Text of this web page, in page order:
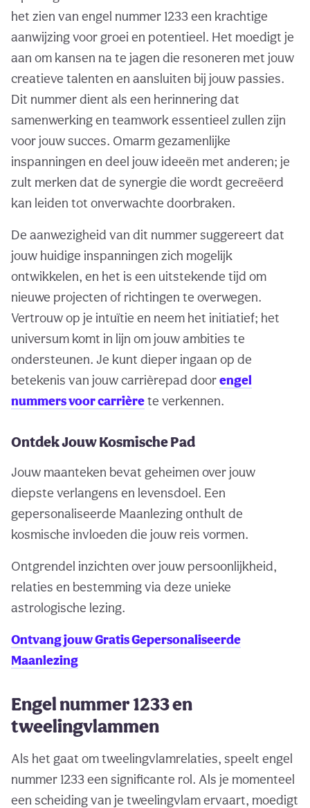
het zien van engel nummer 1233 een krachtige
aanwijzing voor groei en potentieel. Het moedigt je
aan om kansen na te jagen die resoneren met jouw
creatieve talenten en aansluiten bij jouw passies.
Dit nummer dient als een herinnering dat
samenwerking en teamwork essentieel zullen zijn
voor jouw succes. Omarm gezamenlijke
inspanningen en deel jouw ideeën met anderen; je
zult merken dat de synergie die wordt gecreëerd
kan leiden tot onverwachte doorbraken.
De aanwezigheid van dit nummer suggereert dat
jouw huidige inspanningen zich mogelijk
ontwikkelen, en het is een uitstekende tijd om
nieuwe projecten of richtingen te overwegen.
Vertrouw op je intuïtie en neem het initiatief; het
universum komt in lijn om jouw ambities te
ondersteunen. Je kunt dieper ingaan op de
betekenis van jouw carrièrepad doorengel
nummers voor carrièrete verkennen.
Ontdek Jouw Kosmische Pad
Jouw maanteken bevat geheimen over jouw
diepste verlangens en levensdoel. Een
gepersonaliseerde Maanlezing onthult de
kosmische invloeden die jouw reis vormen.
Ontgrendel inzichten over jouw persoonlijkheid,
relaties en bestemming via deze unieke
astrologische lezing.
Ontvang jouw Gratis Gepersonaliseerde
Maanlezing
Engel nummer 1233 en
tweelingvlammen
Als het gaat om tweelingvlamrelaties, speelt engel
nummer 1233 een significante rol. Als je momenteel
een scheiding van je tweelingvlam ervaart, moedigt